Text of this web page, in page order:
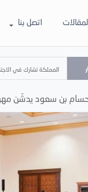
اتصل بنا
المملكة تشارك في
يدشّن مهرجان صيف الباحة 2025